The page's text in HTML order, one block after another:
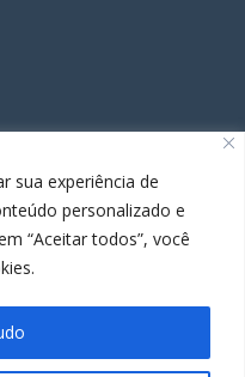
sua experiência de
personalizado e
“Aceitar todos”, você
é gerenciada porMovida